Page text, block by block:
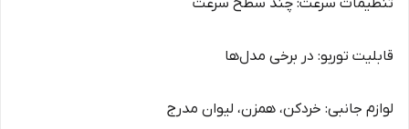
تنظیمات سرعت: چند سطح سرعت
قابلیت توربو: در برخی مدل‌ها
لوازم جانبی: خردکن، همزن، لیوان مدرج